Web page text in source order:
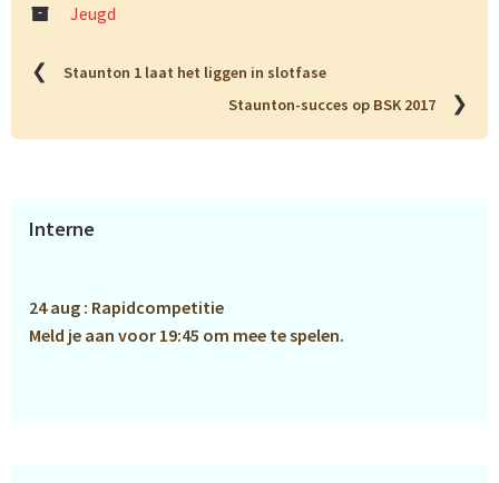
Jeugd
❮
Staunton 1 laat het liggen in slotfase
Staunton-succes op BSK 2017
❯
Primaire
Interne
24 aug : Rapidcompetitie
Meld je aan voor 19:45 om mee te spelen.